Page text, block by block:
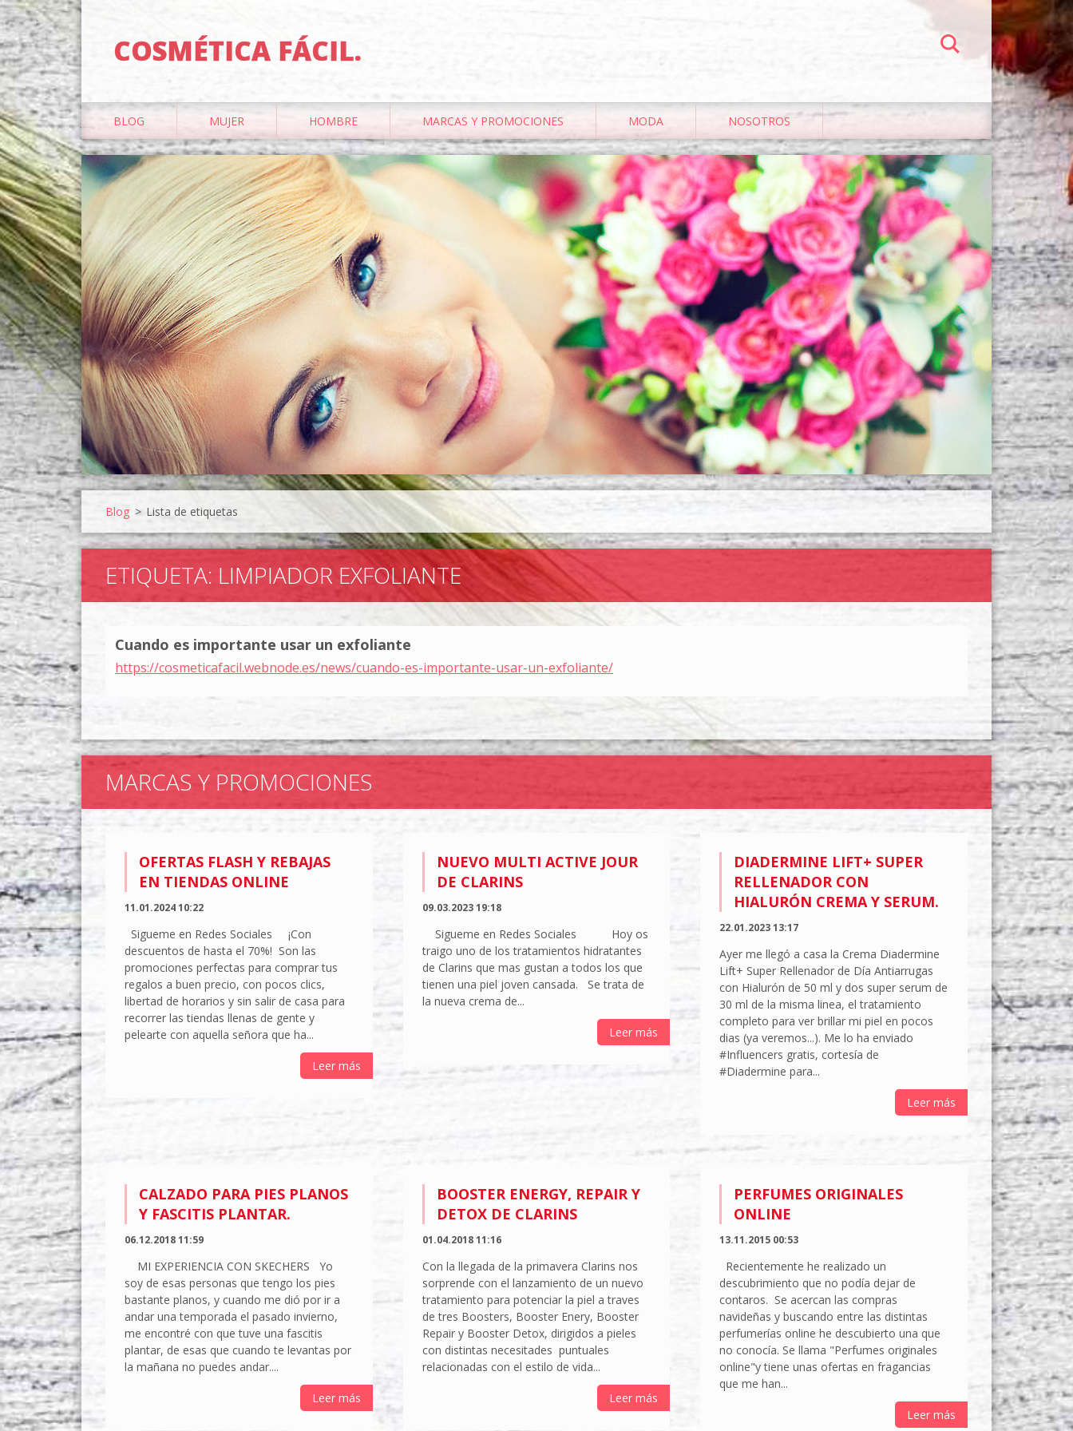
COSMÉTICA FÁCIL.
BLOG MUJER HOMBRE MARCAS Y PROMOCIONES MODA NOSOTROS
Blog > Lista de etiquetas
ETIQUETA: LIMPIADOR EXFOLIANTE
Cuando es importante usar un exfoliante
https://cosmeticafacil.webnode.es/news/cuando-es-importante-usar-un-exfoliante/
MARCAS Y PROMOCIONES
OFERTAS FLASH Y REBAJAS
EN TIENDAS ONLINE
11.01.2024 10:22
Sigueme en Redes Sociales ¡Con
descuentos de hasta el 70%! Son las
promociones perfectas para comprar tus
regalos a buen precio, con pocos clics,
libertad de horarios y sin salir de casa para
recorrer las tiendas llenas de gente y
pelearte con aquella señora que ha...
Leer más
NUEVO MULTI ACTIVE JOUR
DE CLARINS
09.03.2023 19:18
Sigueme en Redes Sociales Hoy os
traigo uno de los tratamientos hidratantes
de Clarins que mas gustan a todos los que
tienen una piel joven cansada. Se trata de
la nueva crema de...
Leer más
DIADERMINE LIFT+ SUPER
RELLENADOR CON
HIALURÓN CREMA Y SERUM.
22.01.2023 13:17
Ayer me llegó a casa la Crema Diadermine
Lift+ Super Rellenador de Día Antiarrugas
con Hialurón de 50 ml y dos super serum de
30 ml de la misma linea, el tratamiento
completo para ver brillar mi piel en pocos
dias (ya veremos...). Me lo ha enviado
#Influencers gratis, cortesía de
#Diadermine para...
Leer más
CALZADO PARA PIES PLANOS
Y FASCITIS PLANTAR.
06.12.2018 11:59
MI EXPERIENCIA CON SKECHERS Yo
soy de esas personas que tengo los pies
bastante planos, y cuando me dió por ir a
andar una temporada el pasado invierno,
me encontré con que tuve una fascitis
plantar, de esas que cuando te levantas por
la mañana no puedes andar....
Leer más
BOOSTER ENERGY, REPAIR Y
DETOX DE CLARINS
01.04.2018 11:16
Con la llegada de la primavera Clarins nos
sorprende con el lanzamiento de un nuevo
tratamiento para potenciar la piel a traves
de tres Boosters, Booster Enery, Booster
Repair y Booster Detox, dirigidos a pieles
con distintas necesitades puntuales
relacionadas con el estilo de vida...
Leer más
PERFUMES ORIGINALES
ONLINE
13.11.2015 00:53
Recientemente he realizado un
descubrimiento que no podía dejar de
contaros. Se acercan las compras
navideñas y buscando entre las distintas
perfumerías online he descubierto una que
no conocía. Se llama "Perfumes originales
online"y tiene unas ofertas en fragancias
que me han...
Leer más